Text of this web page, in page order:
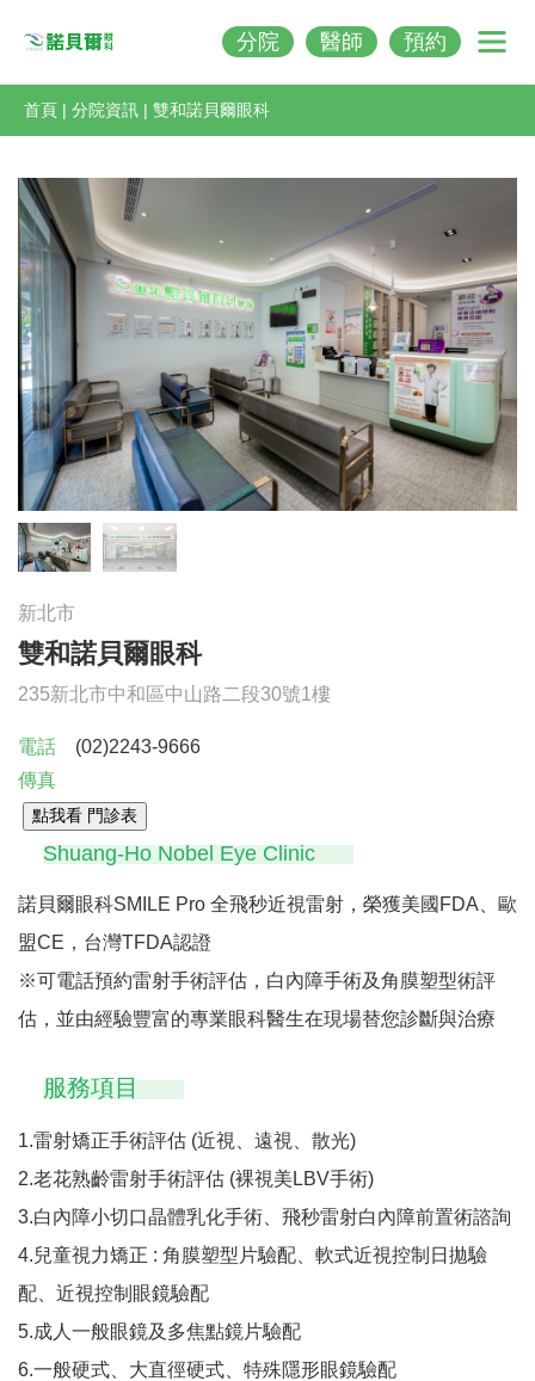
分院 醫師 預約
首頁 | 分院資訊 | 雙和諾貝爾眼科
新北市
雙和諾貝爾眼科
235新北市中和區中山路二段30號1樓
電話
(02)2243-9666
傳真
Shuang-Ho Nobel Eye Clinic
諾貝爾眼科SMILE Pro 全飛秒近視雷射，榮獲美國FDA、歐
盟CE，台灣TFDA認證
※可電話預約雷射手術評估，白內障手術及角膜塑型術評
估，並由經驗豐富的專業眼科醫生在現場替您診斷與治療
服務項目
1.雷射矯正手術評估 (近視、遠視、散光)
2.老花熟齡雷射手術評估 (裸視美LBV手術)
3.白內障小切口晶體乳化手術、飛秒雷射白內障前置術諮詢
4.兒童視力矯正 : 角膜塑型片驗配、軟式近視控制日拋驗
配、近視控制眼鏡驗配
5.成人一般眼鏡及多焦點鏡片驗配
6.一般硬式、大直徑硬式、特殊隱形眼鏡驗配